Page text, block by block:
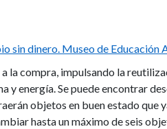
sin dinero. Museo de Educación
la compra, impulsando la
y energía. Se puede encontrar
objetos en buen estado que
hasta un máximo de seis